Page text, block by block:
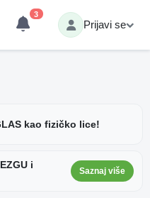
3
Prijavi se
kao fizičko lice!
i
Saznaj više